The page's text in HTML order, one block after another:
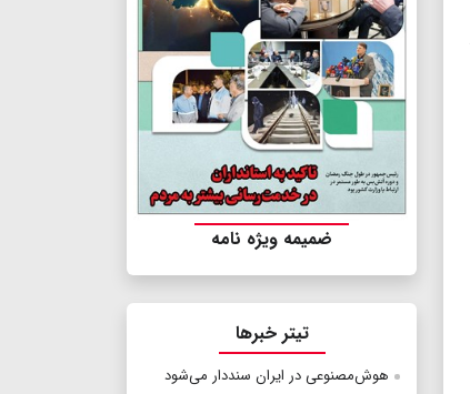
ضمیمه ویژه نامه
تیتر خبرها
هوش‌‌مصنوعی در ایران سنددار می‌شود